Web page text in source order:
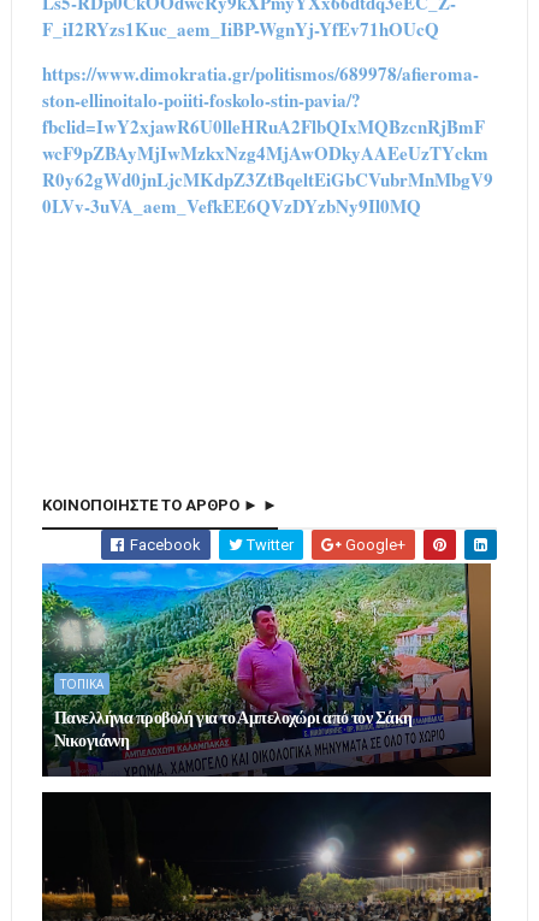
F_iI2RYzs1Kuc_aem_IiBP-WgnYj-YfEv71hOUcQ
https://www.dimokratia.gr/politismos/689978/afieroma-
ston-ellinoitalo-poiiti-foskolo-stin-pavia/?
fbclid=IwY2xjawR6U0lleHRuA2FlbQIxMQBzcnRjBmF
wcF9pZBAyMjIwMzkxNzg4MjAwODkyAAEeUzTYckm
R0y62gWd0jnLjcMKdpZ3ZtBqeltEiGbCVubrMnMbgV9
0LVv-3uVA_aem_VefkEE6QVzDYzbNy9Il0MQ
ΚΟΙΝΟΠΟΙΗΣΤΕ ΤΟ ΑΡΘΡΟ ► ►
Facebook Twitter Google+
ΤΟΠΙΚΑ
Πανελλήνια προβολή για το Αμπελοχώρι από τον Σάκη
Νικογιάννη